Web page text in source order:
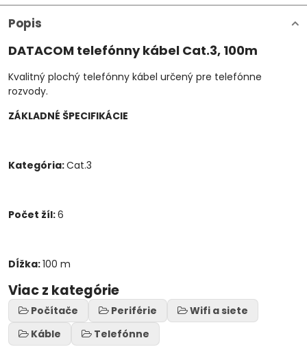
Popis
DATACOM telefónny kábel Cat.3, 100m
Kvalitný plochý telefónny kábel určený pre telefónne
rozvody.
ZÁKLADNÉ ŠPECIFIKÁCIE
Kategória:Cat.3
Počet žíl:6
Dĺžka:100 m
Viac z kategórie
Počítače Periférie
Wifi a siete
Káble
Telefónne